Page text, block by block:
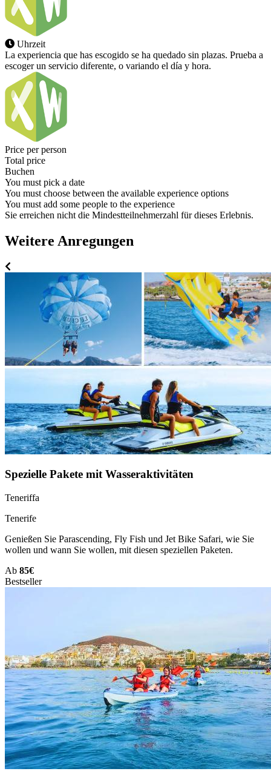
Uhrzeit
La experiencia que has escogido se ha quedado sin plazas. Prueba a
escoger un servicio diferente, o variando el día y hora.
Price per person
Total price
Buchen
You must pick a date
You must choose between the available experience options
You must add some people to the experience
Sie erreichen nicht die Mindestteilnehmerzahl für dieses Erlebnis.
Weitere Anregungen
Spezielle Pakete mit Wasseraktivitäten
Teneriffa
Tenerife
Genießen Sie Parascending, Fly Fish und Jet Bike Safari, wie Sie
wollen und wann Sie wollen, mit diesen speziellen Paketen.
Ab 85€
Bestseller